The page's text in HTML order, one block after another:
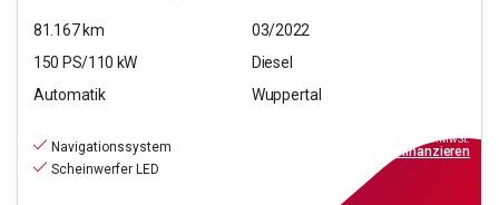
81.167km
03/2022
150 PS/110 kW
Diesel
Automatik
Wuppertal
Navigationssystem
Scheinwerfer LED
inkl.MwSt.
finanzieren